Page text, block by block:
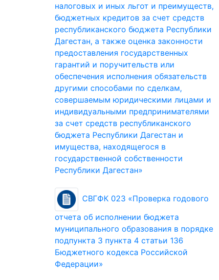
налоговых и иных льгот и преимуществ,
бюджетных кредитов за счет средств
республиканского бюджета Республики
Дагестан, а также оценка законности
предоставления государственных
гарантий и поручительств или
обеспечения исполнения обязательств
другими способами по сделкам,
совершаемым юридическими лицами и
индивидуальными предпринимателями
за счет средств республиканского
бюджета Республики Дагестан и
имущества, находящегося в
государственной собственности
Республики Дагестан»
СВГФК 023 «Проверка годового
отчета об исполнении бюджета
муниципального образования в порядке
подпункта 3 пункта 4 статьи 136
Бюджетного кодекса Российской
Федерации»